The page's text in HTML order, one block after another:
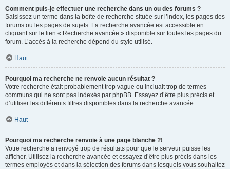
Comment puis-je effectuer une recherche dans un ou des forums ?
Saisissez un terme dans la boîte de recherche située sur l’index, les pages des
forums ou les pages de sujets. La recherche avancée est accessible en
cliquant sur le lien « Recherche avancée » disponible sur toutes les pages du
forum. L’accès à la recherche dépend du style utilisé.
Haut
Pourquoi ma recherche ne renvoie aucun résultat ?
Votre recherche était probablement trop vague ou incluait trop de termes
communs qui ne sont pas indexés par phpBB. Essayez d’être plus précis et
d’utiliser les différents filtres disponibles dans la recherche avancée.
Haut
Pourquoi ma recherche renvoie à une page blanche ?!
Votre recherche a renvoyé trop de résultats pour que le serveur puisse les
afficher. Utilisez la recherche avancée et essayez d’être plus précis dans les
termes employés et dans la sélection des forums dans lesquels vous souhaitez